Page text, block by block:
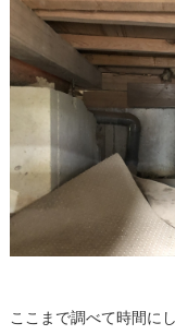
ここまで調べて時間に